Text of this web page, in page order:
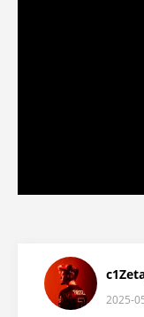
2025-